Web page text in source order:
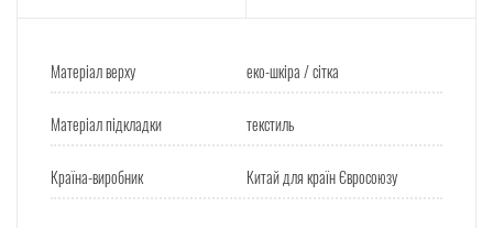
Матеріал верху еко-шкіра / сітка
Матеріал підкладки текстиль
Країна-виробник Китай для країн Євросоюзу